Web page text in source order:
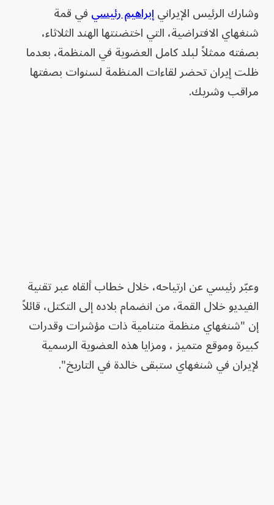
وشارك الرئيس الإيرانيإبراهيم رئيسيفي قمة
شنغهاي الافتراضية، التي اختضنتها الهند الثلاثاء،
بصفته ممثلاً لبلد كامل العضوية في المنظمة، بعدما
ظلت إيران تحضر لقاءات المنظمة لسنوات بصفتها
مراقب وشريك.
وعبّر رئيسي عن ارتياحه، خلال خطاب ألقاه عبر تقنية
الفيديو خلال القمة، من انضمام بلاده إلى التكتل، قائلاً
إن "شنغهاي منظمة متنامية ذات مؤشرات وقدرات
كبيرة وموقع متميز ، ومزايا هذه العضوية الرسمية
لإيران في شنغهاي ستبقى خالدة في التاريخ".